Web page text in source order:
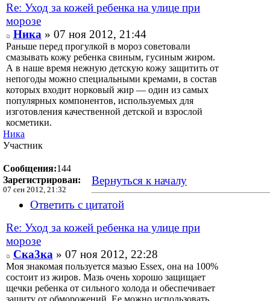
Re: Уход за кожей ребенка на улице при
морозе
Ника » 07 ноя 2012, 21:44
Раньше перед прогулкой в мороз советовали
смазывать кожу ребенка свиным, гусиным жиром.
А в наше время нежную детскую кожу защитить от
непогоды можно специальными кремами, в состав
которых входит норковый жир — один из самых
популярных компонентов, используемых для
изготовления качественной детской и взрослой
косметики.
Ника
Участник
Сообщения:144
Зарегистрирован:
07 сен 2012, 21:32
Вернуться к началу
Ответить с цитатой
Re: Уход за кожей ребенка на улице при
морозе
Ска3ка » 07 ноя 2012, 22:28
Моя знакомая пользуется мазью Essex, она на 100%
состоит из жиров. Мазь очень хорошо защищает
щечки ребенка от сильного холода и обеспечивает
защиту от обморожений. Ее можно использовать